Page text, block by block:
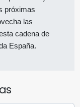
próximas
las
cadena de
España.